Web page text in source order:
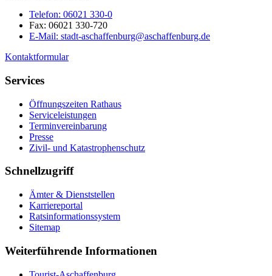
Telefon: 06021 330-0
Fax: 06021 330-720
E-Mail: stadt-aschaffenburg@aschaffenburg.de
Kontaktformular
Services
Öffnungszeiten Rathaus
Serviceleistungen
Terminvereinbarung
Presse
Zivil- und Katastrophenschutz
Schnellzugriff
Ämter & Dienststellen
Karriereportal
Ratsinformationssystem
Sitemap
Weiterführende Informationen